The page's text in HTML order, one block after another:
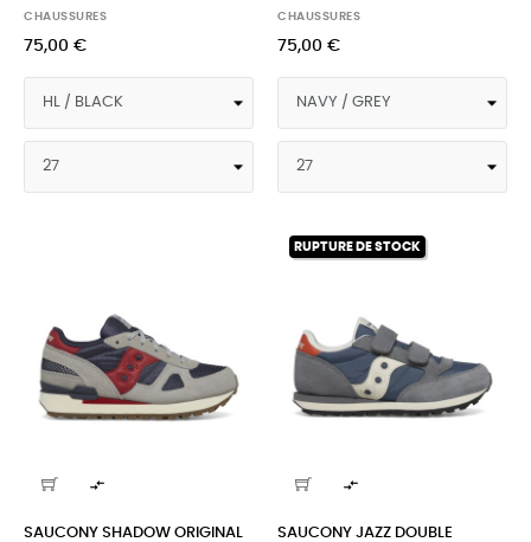
CHAUSSURES
75,00 €
CHAUSSURES
75,00 €

SAUCONY SHADOW ORIGINAL
RUPTURE DE STOCK

SAUCONY JAZZ DOUBLE